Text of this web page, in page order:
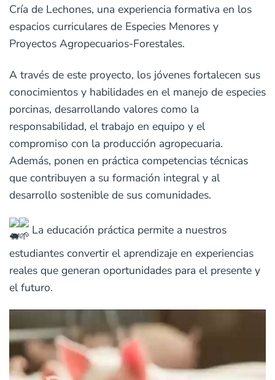
Cría de Lechones, una experiencia formativa en los
espacios curriculares de Especies Menores y
Proyectos Agropecuarios-Forestales.
A través de este proyecto, los jóvenes fortalecen sus
conocimientos y habilidades en el manejo de especies
porcinas, desarrollando valores como la
responsabilidad, el trabajo en equipo y el
compromiso con la producción agropecuaria.
Además, ponen en práctica competencias técnicas
que contribuyen a su formación integral y al
desarrollo sostenible de sus comunidades.
La educación práctica permite a nuestros
estudiantes convertir el aprendizaje en experiencias
reales que generan oportunidades para el presente y
el futuro.